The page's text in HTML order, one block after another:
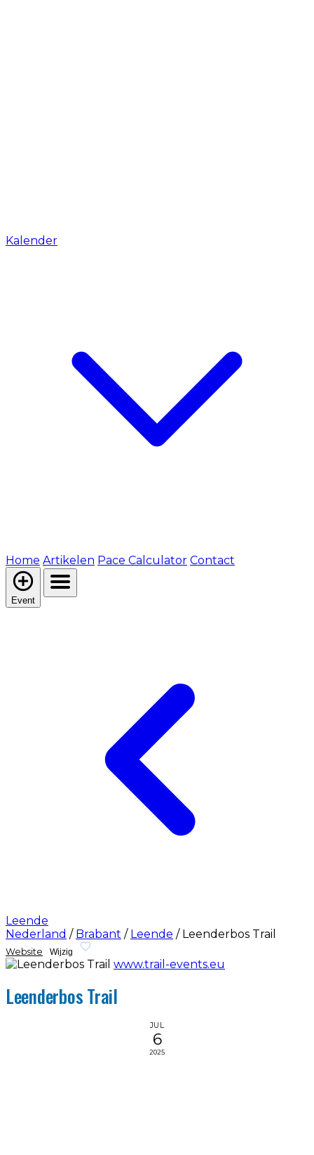
Kalender
Home Artikelen Pace Calculator Contact
Event
Leende
Nederland / Brabant / Leende / Leenderbos Trail
Website Wijzig
www.trail-events.eu
Leenderbos Trail
JUL
6
2025